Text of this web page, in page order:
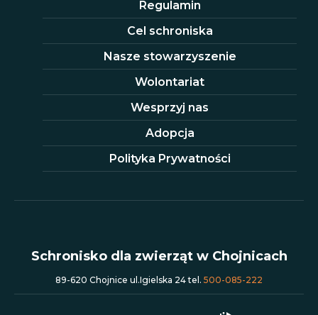
Regulamin
Cel schroniska
Nasze stowarzyszenie
Wolontariat
Wesprzyj nas
Adopcja
Polityka Prywatności
Schronisko dla zwierząt w Chojnicach
89-620 Chojnice ul.Igielska 24 tel. 500-085-222